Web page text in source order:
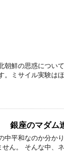
鮮の思惑につい
。ミサイル実験は
銀座のマダム
中平和なのか分か
ん。 そんな中、